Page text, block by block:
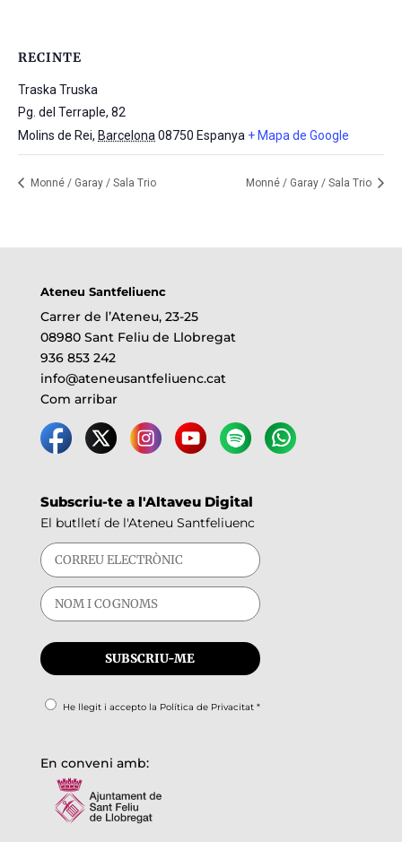
RECINTE
Traska Truska
Pg. del Terraple, 82
Molins de Rei, Barcelona 08750 Espanya + Mapa de Google
Monné / Garay / Sala Trio Monné / Garay / Sala Trio
Ateneu Santfeliuenc
Carrer de l’Ateneu, 23-25
08980 Sant Feliu de Llobregat
936 853 242
info@ateneusantfeliuenc.cat
Com arribar
Subscriu-te a l'Altaveu Digital
El butlletí de l'Ateneu Santfeliuenc
He llegit i accepto la Política de Privacitat*
En conveni amb: